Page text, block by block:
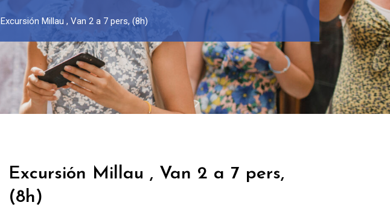
Excursión Millau , Van 2 a 7 pers, (8h)
Excursión Millau , Van 2 a 7 pers,
(8h)